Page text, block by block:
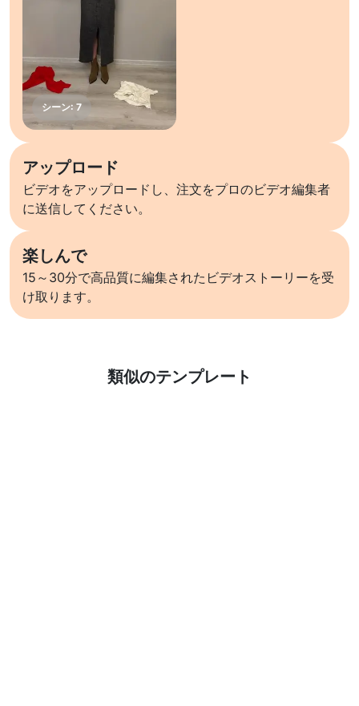
アップロード
ビデオをアップロードし、注文をプロのビデオ編集者
に送信してください。
楽しんで
15～30分で高品質に編集されたビデオストーリーを受
け取ります。
類似のテンプレート
詳しくはこちら